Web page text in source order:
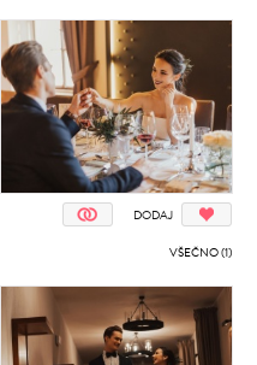
DODAJ
VŠEČNO (1)